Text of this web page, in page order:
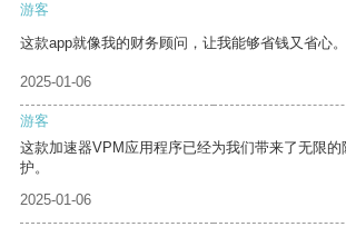
游客
这款app就像我的财务顾问，让我能够省钱又省心。
2025-01-06
游客
这款加速器VPM应用程序已经为我们带来了无限
护。
2025-01-06